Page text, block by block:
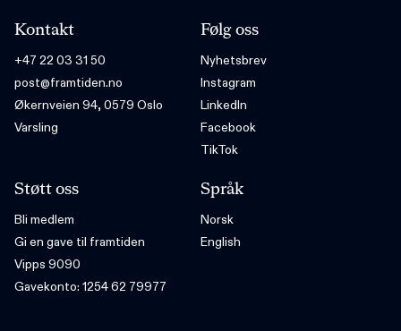
Kontakt
+47 22 03 31 50
post@framtiden.no
Økernveien 94, 0579 Oslo
Varsling
Følg oss
Nyhetsbrev
Instagram
LinkedIn
Facebook
TikTok
Støtt oss
Bli medlem
Gi en gave til framtiden
Vipps 9090
Gavekonto: 1254 62 79977
Språk
Norsk
English